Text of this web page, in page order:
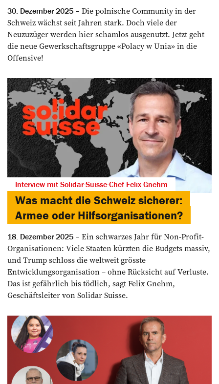
30. Dezember 2025
Die polnische Community in der
Schweiz wächst seit Jahren stark. Doch viele der
Neuzuzüger werden hier schamlos ausgenutzt. Jetzt geht
die neue Gewerkschaftsgruppe «Polacy w Unia» in die
Offensive!
Interview mit Solidar-Suisse-Chef Felix Gnehm
Was macht die Schweiz sicherer:
Armee oder Hilfsorganisationen?
18. Dezember 2025
Ein schwarzes Jahr für Non-Profit-
Organisationen: Viele Staaten kürzten die Budgets massiv,
und Trump schloss die weltweit grösste
Entwicklungsorganisation – ohne Rücksicht auf Verluste.
Das ist gefährlich bis tödlich, sagt Felix Gnehm,
Geschäftsleiter von Solidar Suisse.